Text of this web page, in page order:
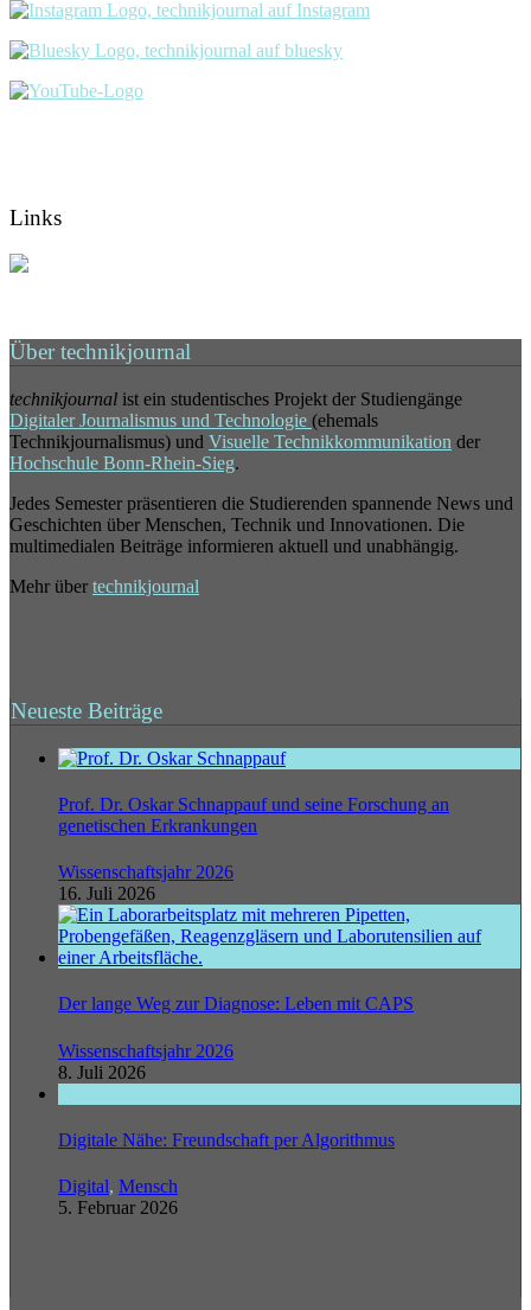
Links
Über technikjournal
technikjournal ist ein studentisches Projekt der Studiengänge
Digitaler Journalismus und Technologie (ehemals
Technikjournalismus) und Visuelle Technikkommunikation der
Hochschule Bonn-Rhein-Sieg.
Jedes Semester präsentieren die Studierenden spannende News und
Geschichten über Menschen, Technik und Innovationen. Die
multimedialen Beiträge informieren aktuell und unabhängig.
Mehr über technikjournal
Neueste Beiträge
Prof. Dr. Oskar Schnappauf und seine Forschung an
genetischen Erkrankungen
Wissenschaftsjahr 2026
16. Juli 2026
Der lange Weg zur Diagnose: Leben mit CAPS
Wissenschaftsjahr 2026
8. Juli 2026
Digitale Nähe: Freundschaft per Algorithmus
Digital, Mensch
5. Februar 2026